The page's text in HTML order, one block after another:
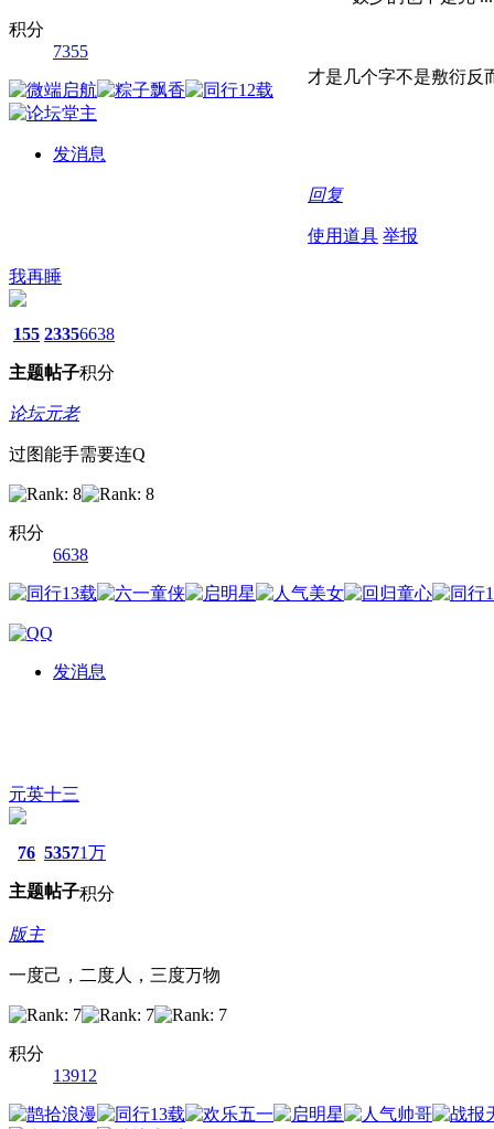
积分
7355
发消息
才是几个字不是敷衍反
回复
使用道具 举报
我再睡
155
主题
2335
帖子
6638
积分
论坛元老
过图能手需要连Q
积分
6638
发消息
元英十三
76
主题
5357
帖子
1万
积分
版主
一度己，二度人，三度万物
积分
13912